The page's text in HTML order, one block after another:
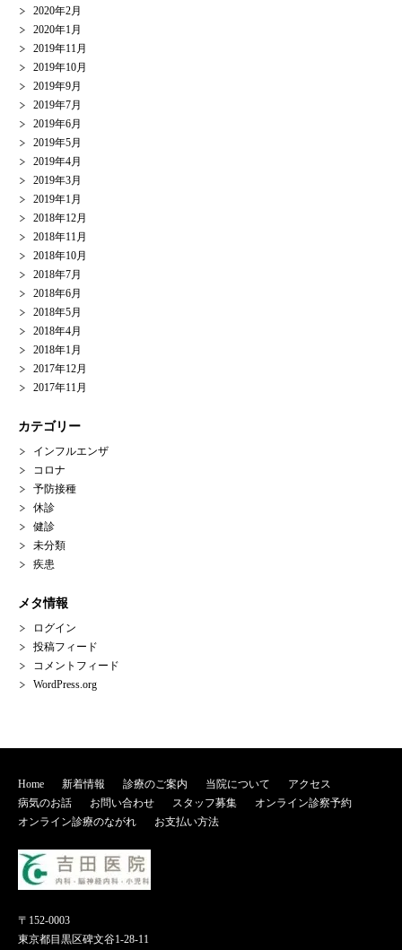
2020年2月
2020年1月
2019年11月
2019年10月
2019年9月
2019年7月
2019年6月
2019年5月
2019年4月
2019年3月
2019年1月
2018年12月
2018年11月
2018年10月
2018年7月
2018年6月
2018年5月
2018年4月
2018年1月
2017年12月
2017年11月
カテゴリー
インフルエンザ
コロナ
予防接種
休診
健診
未分類
疾患
メタ情報
ログイン
投稿フィード
コメントフィード
WordPress.org
Home 新着情報 診療のご案内 当院について
アクセス
病気のお話
お問い合わせ スタッフ募集
オンライン診察予約
オンライン診療のながれ
お支払い方法
〒152-0003
東京都目黒区碑文谷1-28-11